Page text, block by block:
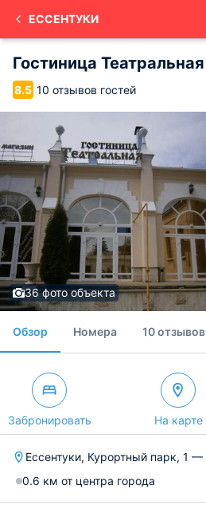
ЕССЕНТУКИ
Гостиница Театральная
8.5 10 отзывов гостей
36 фото объекта
Обзор Номера 10 отзывов
Забронировать На карте
Ессентуки, Курортный парк, 1 —
0.6 км от центра города